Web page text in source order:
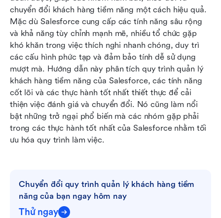
chuyển đổi khách hàng tiềm năng một cách hiệu quả.
Mặc dù Salesforce cung cấp các tính năng sâu rộng
và khả năng tùy chỉnh mạnh mẽ, nhiều tổ chức gặp
khó khăn trong việc thích nghi nhanh chóng, duy trì
các cấu hình phức tạp và đảm bảo tính dễ sử dụng
mượt mà. Hướng dẫn này phân tích quy trình quản lý
khách hàng tiềm năng của Salesforce, các tính năng
cốt lõi và các thực hành tốt nhất thiết thực để cải
thiện việc đánh giá và chuyển đổi. Nó cũng làm nổi
bật những trở ngại phổ biến mà các nhóm gặp phải
trong các thực hành tốt nhất của Salesforce nhằm tối
ưu hóa quy trình làm việc.
Chuyển đổi quy trình quản lý khách hàng tiềm
năng của bạn ngay hôm nay
Thử ngay
hình: Lark vượt trội hơn Salesforce như thế nào
Salesforce và Lark: So sánh tính năng quản lý
khách hàng tiềm năng
Kết luận
Câu hỏi thường gặp
Đọc thêm